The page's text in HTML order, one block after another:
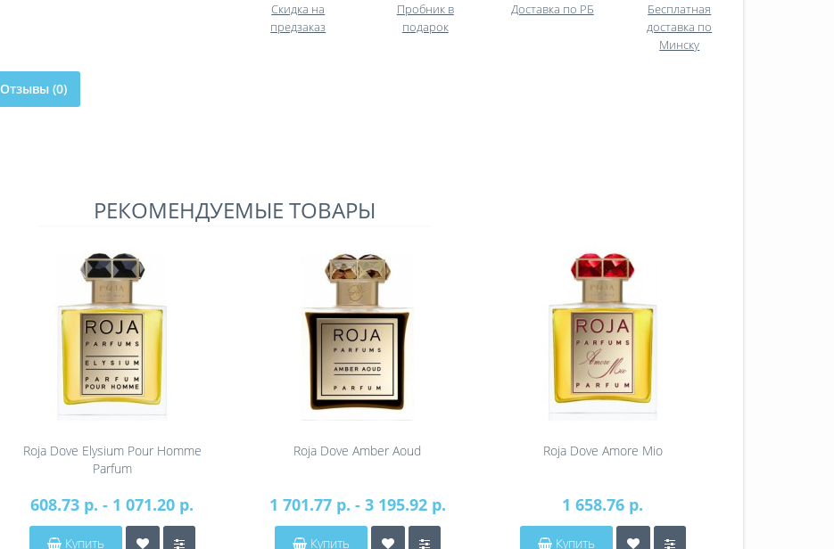
Скидка на
предзаказ
Пробник в
подарок
Доставка по РБ
Бесплатная
доставка по
Минску
Отзывы (0)
РЕКОМЕНДУЕМЫЕ ТОВАРЫ
Roja Dove Elysium Pour Homme
Parfum
608.73 р. - 1 071.20 р.
Купить
Roja Dove Amber Aoud
1 701.77 р. - 3 195.92 р.
Купить
Roja Dove Amore Mio
1 658.76 р.
Купить